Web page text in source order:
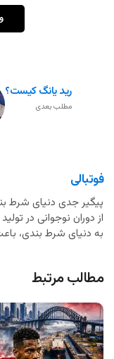
رید یانگ کیست؟
مطلب بعدی
فوتبالی
پیگیر جدی دنیای شرط
از دوران نوجوانی در
به دنیای شرط بندی،
مطالب مرتبط